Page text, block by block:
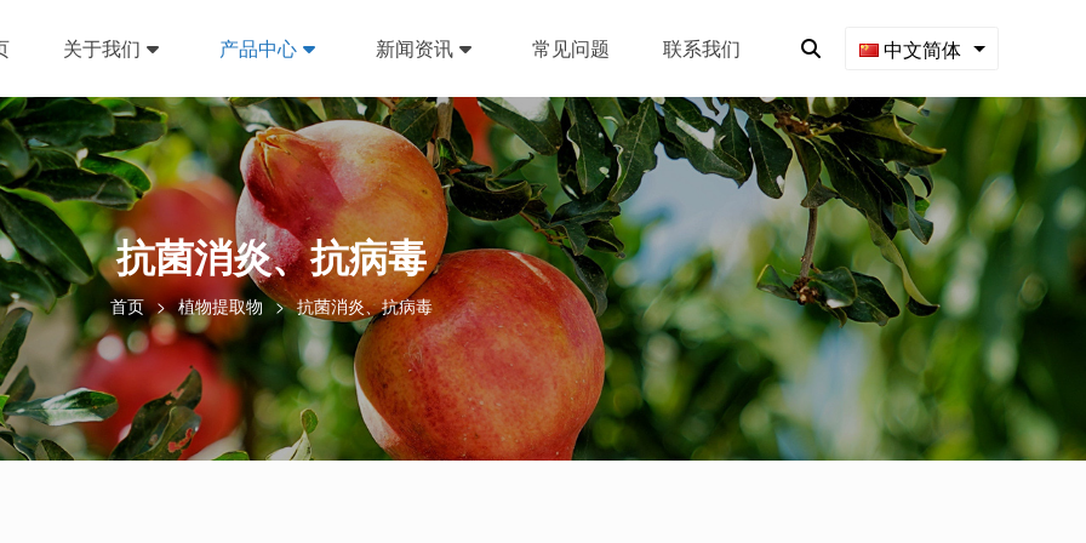
关于我们 产品中心 新闻资讯 常见问题 联系我们 中文简体
抗菌消炎、抗病毒
首页 植物提取物 抗菌消炎、抗病毒